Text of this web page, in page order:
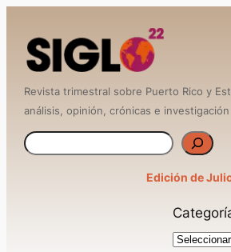
contenido
Revista trimestral sobre Puerto Rico y
análisis, opinión, crónicas e investigación
B
Edición de